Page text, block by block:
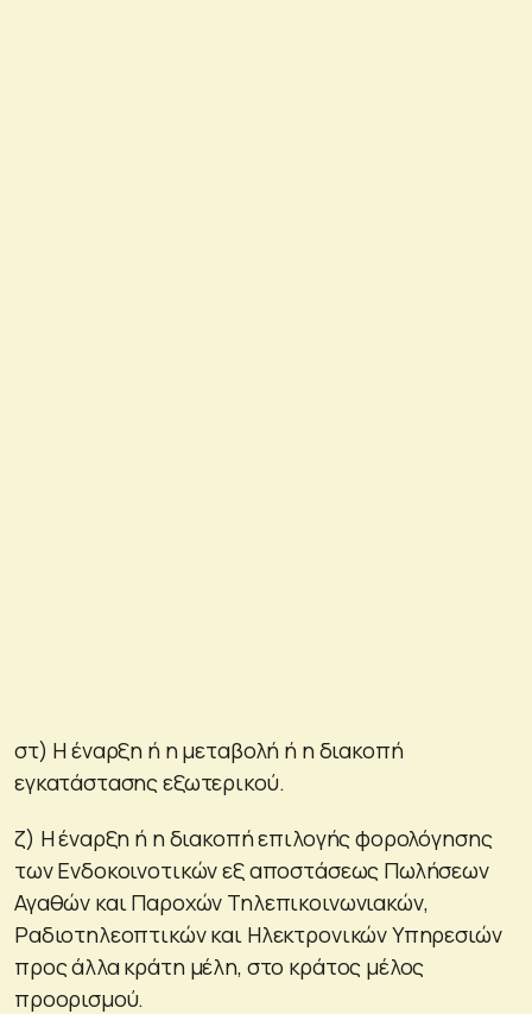
στ) Η έναρξη ή η μεταβολή ή η διακοπή
εγκατάστασης εξωτερικού.
ζ) Η έναρξη ή η διακοπή επιλογής φορολόγησης
των Ενδοκοινοτικών εξ αποστάσεως Πωλήσεων
Αγαθών και Παροχών Τηλεπικοινωνιακών,
Ραδιοτηλεοπτικών και Ηλεκτρονικών Υπηρεσιών
προς άλλα κράτη μέλη, στο κράτος μέλος
προορισμού.